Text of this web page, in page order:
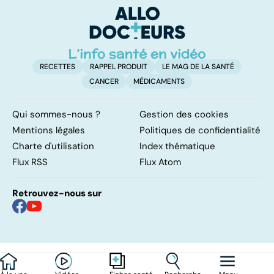
RECETTES RAPPEL PRODUIT
LE MAG DE LA SANTÉ
CANCER
MÉDICAMENTS
Qui sommes-nous ?
Gestion des cookies
Mentions légales
Politiques de confidentialité
Charte d'utilisation
Index thématique
Flux RSS
Flux Atom
Retrouvez-nous sur